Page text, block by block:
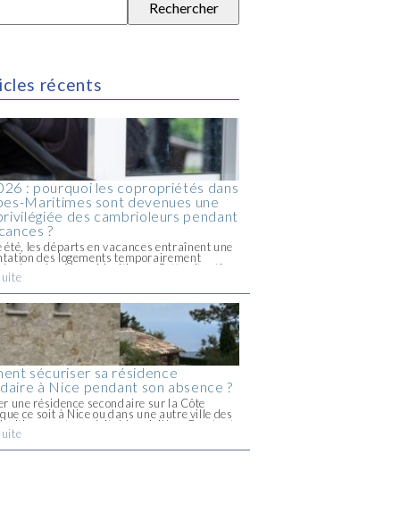
récents
: pourquoi les copropriétés dans
Maritimes sont devenues une
des cambrioleurs pendant
?
été, les départs en vacances entraînent une
des logements temporairement
dans les Alpes-Maritimes. Cette situation
une opportunité pour les
où les allées et venues [...]
sécuriser sa résidence
à Nice pendant son absence ?
une résidence secondaire sur la Côte
ce soit à Nice ou dans une autre ville des
est un véritable privilège. Pourtant,
l’on quitte ce petit coin de paradis, [...]